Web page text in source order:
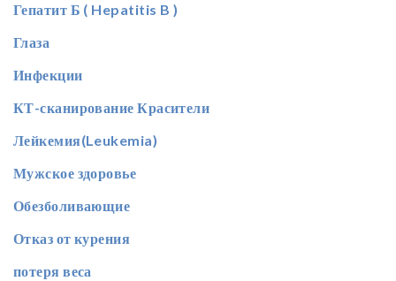
Гепатит Б ( Hepatitis B )
Глаза
Инфекции
КТ-сканирование Красители
Лейкемия(Leukemia)
Мужское здоровье
Обезболивающие
Отказ от курения
потеря веса